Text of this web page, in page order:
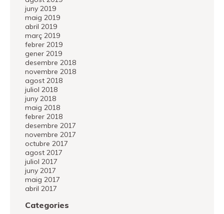
juny 2019
maig 2019
abril 2019
març 2019
febrer 2019
gener 2019
desembre 2018
novembre 2018
agost 2018
juliol 2018
juny 2018
maig 2018
febrer 2018
desembre 2017
novembre 2017
octubre 2017
agost 2017
juliol 2017
juny 2017
maig 2017
abril 2017
Categories